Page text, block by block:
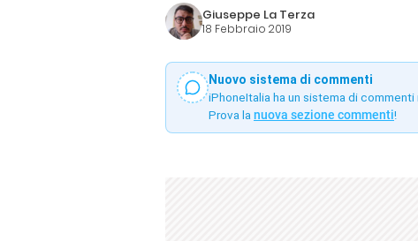
Giuseppe La Terza
18 Febbraio 2019
Nuovo sistema di commenti
iPhoneItalia ha un sistema di
Prova la nuova sezione commenti!